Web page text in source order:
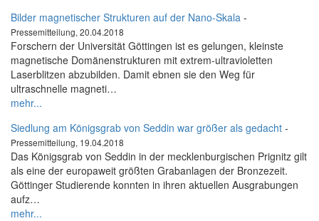
Bilder magnetischer Strukturen auf der Nano-Skala -
Pressemitteilung, 20.04.2018
Forschern der Universität Göttingen ist es gelungen, kleinste
magnetische Domänenstrukturen mit extrem-ultravioletten
Laserblitzen abzubilden. Damit ebnen sie den Weg für
ultraschnelle magneti…
mehr...
Siedlung am Königsgrab von Seddin war größer als gedacht -
Pressemitteilung, 19.04.2018
Das Königsgrab von Seddin in der mecklenburgischen Prignitz gilt
als eine der europaweit größten Grabanlagen der Bronzezeit.
Göttinger Studierende konnten in ihren aktuellen Ausgrabungen
aufz…
mehr...